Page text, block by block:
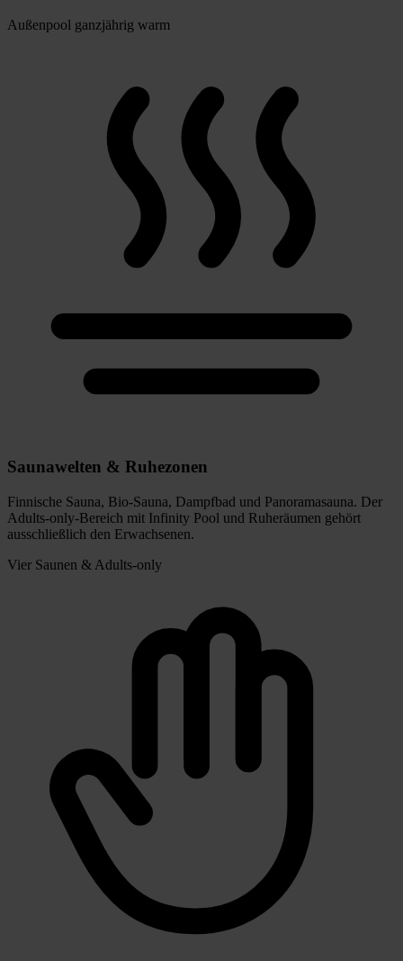
Außenpool ganzjährig warm
Saunawelten & Ruhezonen
Finnische Sauna, Bio-Sauna, Dampfbad und Panoramasauna. Der
Adults-only-Bereich mit Infinity Pool und Ruheräumen gehört
ausschließlich den Erwachsenen.
Vier Saunen & Adults-only